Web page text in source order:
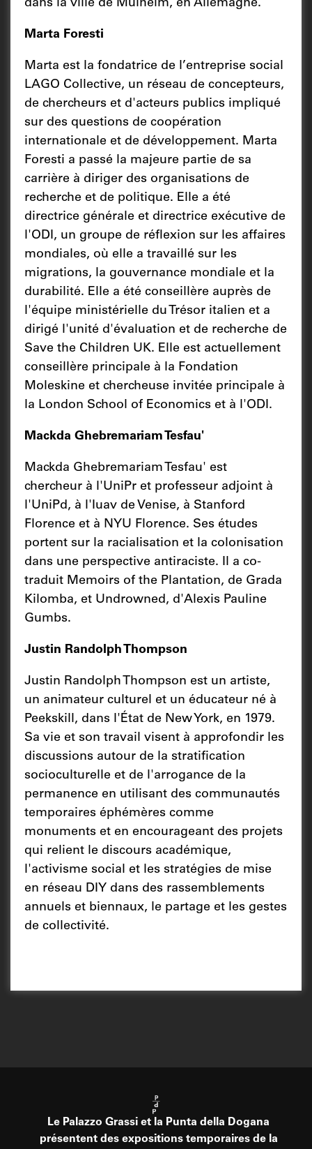
dans la ville de Mulheim, en Allemagne.
Marta Foresti
Marta est la fondatrice de l’entreprise social
LAGO Collective, un réseau de concepteurs,
de chercheurs et d'acteurs publics impliqué
sur des questions de coopération
internationale et de développement. Marta
Foresti a passé la majeure partie de sa
carrière à diriger des organisations de
recherche et de politique. Elle a été
directrice générale et directrice exécutive de
l'ODI, un groupe de réflexion sur les affaires
mondiales, où elle a travaillé sur les
migrations, la gouvernance mondiale et la
durabilité. Elle a été conseillère auprès de
l'équipe ministérielle du Trésor italien et a
dirigé l'unité d'évaluation et de recherche de
Save the Children UK. Elle est actuellement
conseillère principale à la Fondation
Moleskine et chercheuse invitée principale à
la London School of Economics et à l'ODI.
Mackda Ghebremariam Tesfau'
Mackda Ghebremariam Tesfau' est
chercheur à l'UniPr et professeur adjoint à
l'UniPd, à l'Iuav de Venise, à Stanford
Florence et à NYU Florence. Ses études
portent sur la racialisation et la colonisation
dans une perspective antiraciste. Il a co-
traduit Memoirs of the Plantation, de Grada
Kilomba, et Undrowned, d'Alexis Pauline
Gumbs.
Justin Randolph Thompson
Justin Randolph Thompson est un artiste,
un animateur culturel et un éducateur né à
Peekskill, dans l'État de New York, en 1979.
Sa vie et son travail visent à approfondir les
discussions autour de la stratification
socioculturelle et de l'arrogance de la
permanence en utilisant des communautés
temporaires éphémères comme
monuments et en encourageant des projets
qui relient le discours académique,
l'activisme social et les stratégies de mise
en réseau DIY dans des rassemblements
annuels et biennaux, le partage et les gestes
de collectivité.
Le Palazzo Grassi et la Punta della Dogana
présentent des expositions temporaires de la